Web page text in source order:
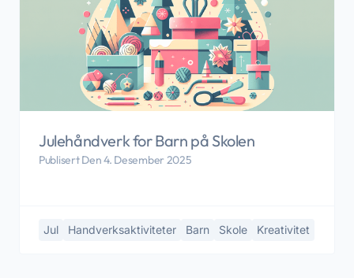
Julehåndverk for Barn på Skolen
Publisert Den 4. Desember 2025
Jul Handverksaktiviteter Barn Skole Kreativitet